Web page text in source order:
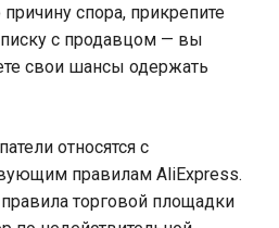
спора, прикрепите
с продавцом — вы
свои шансы одержать
относятся с
правилам AliExpress.
торговой площадки